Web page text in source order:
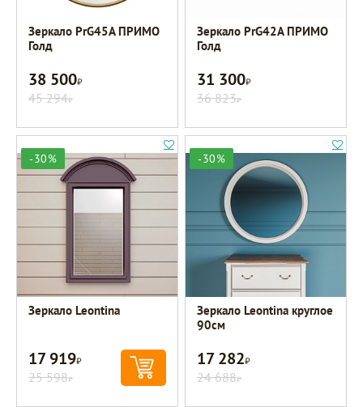
Зеркало PrG45A ПРИМО
Голд
38 500Р
45 294Р
Зеркало PrG42A ПРИМО
Голд
31 300Р
36 823Р
-30%
Зеркало Leontina
17 919Р
25 598Р
-30%
Зеркало Leontina круглое
90см
17 282Р
24 688Р